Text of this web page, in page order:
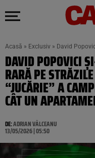
Acasă » Exclusiv » David
DAVID POPOVICI
RARĂ PE
“JUCĂRIE” A
CÂT UN
DE:ADRIAN VÂLCEANU
13/05/2026 | 05:50